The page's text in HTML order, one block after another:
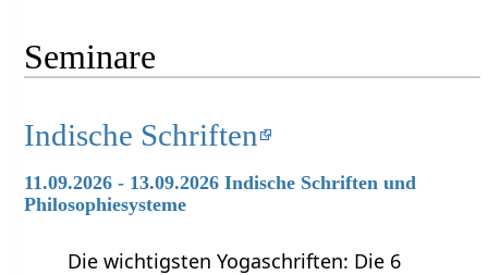
Seminare
Indische Schriften
11.09.2026 - 13.09.2026 Indische Schriften und
Philosophiesysteme
Die wichtigsten Yogaschriften: Die 6